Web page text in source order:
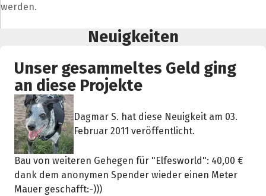
werden.
Neuigkeiten
Unser gesammeltes Geld ging
an diese Projekte
Dagmar S. hat diese Neuigkeit am 03.
Februar 2011 veröffentlicht.
Bau von weiteren Gehegen für "Elfesworld": 40,00 €
dank dem anonymen Spender wieder einen Meter
Mauer geschafft:-)))
Teile die Spendenaktion
Hilf mit noch mehr Spenden zu sammeln!